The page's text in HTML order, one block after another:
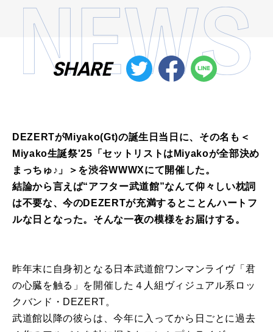
SHARE
DEZERTがMiyako(Gt)の誕生日当日に、その名も＜
Miyako生誕祭'25「セットリストはMiyakoが全部決め
まっちゅ♪」＞を渋谷WWWXにて開催した。
結論から言えば“アフター武道館”なんて仰々しい枕詞
は不要な、今のDEZERTが充満するとことんハートフ
ルな日となった。そんな一夜の模様をお届けする。
昨年末に自身初となる日本武道館ワンマンライヴ「君
の心臓を触る」を開催した４人組ヴィジュアル系ロッ
クバンド・DEZERT。
武道館以降の彼らは、今年に入ってから日ごとに過去